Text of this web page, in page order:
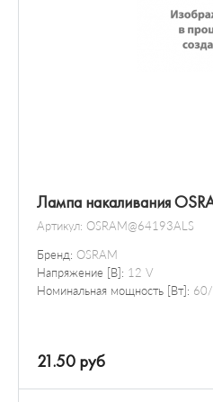
Лампа накаливания
Артикул: OSRAM@64193ALS
Бренд: OSRAM
Напряжение [В]: 12 V
Номинальная мощность [Вт]:
21.50 руб